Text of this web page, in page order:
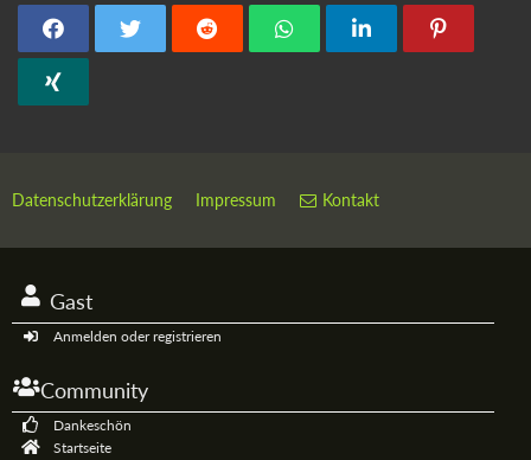
Datenschutzerklärung Impressum Kontakt
Gast
Anmelden oder registrieren
Community
Dankeschön
Startseite